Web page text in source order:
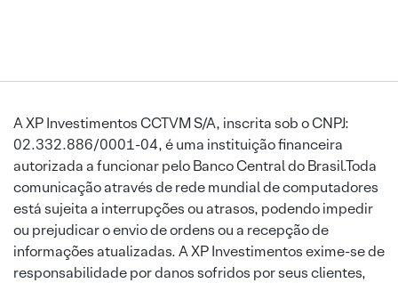
A XP Investimentos CCTVM S/A, inscrita sob o CNPJ:
02.332.886/0001-04, é uma instituição financeira
autorizada a funcionar pelo Banco Central do Brasil.Toda
comunicação através de rede mundial de computadores
está sujeita a interrupções ou atrasos, podendo impedir
ou prejudicar o envio de ordens ou a recepção de
informações atualizadas. A XP Investimentos exime-se de
responsabilidade por danos sofridos por seus clientes,